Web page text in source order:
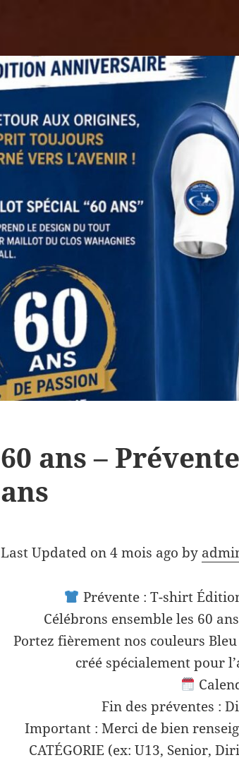
60 ans –
ans
Last Updated on 4 mois ago by
Prévente : T-shirt
Célébrons ensemble les 60
Portez fièrement nos couleurs
créé spécialement pour
Fin des préventes :
Important : Merci de bien
CATÉGORIE (ex: U13, Senior,